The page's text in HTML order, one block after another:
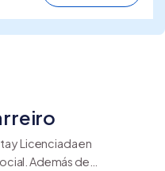
y Licenciada en
Además de